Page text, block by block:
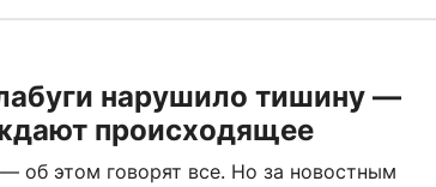
нарушило тишину —
происходящее
об этом говорят все. Но за новостным